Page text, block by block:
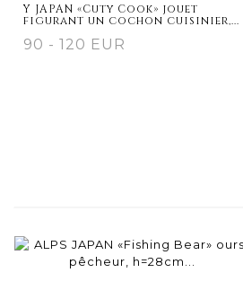
Y JAPAN «Cuty Cook» jouet
figurant un cochon cuisinier,...
90 - 120 EUR